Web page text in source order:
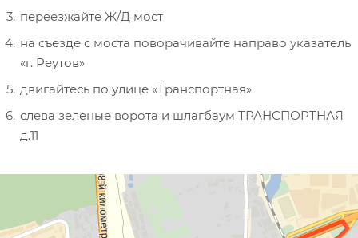
переезжайте Ж/Д мост
на съезде с моста поворачивайте направо указатель
«г. Реутов»
двигайтесь по улице «Транспортная»
слева зеленые ворота и шлагбаум ТРАНСПОРТНАЯ
д.11